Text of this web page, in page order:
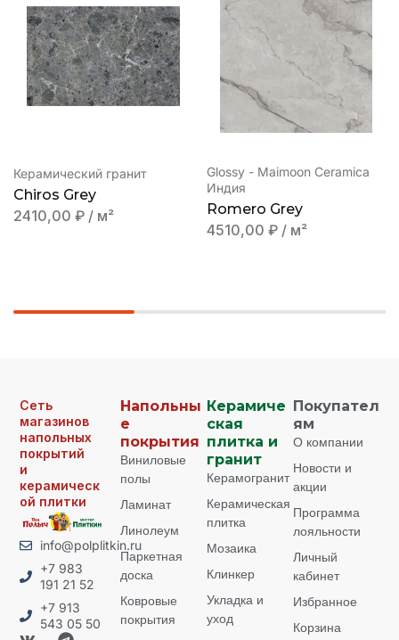
Керамический гранит
Chiros Grey
2410,00 ₽ / м²
Glossy - Maimoon Ceramica
Индия
Romero Grey
4510,00 ₽ / м²
Сеть
магазинов
напольных
покрытий
и
керамическ
ой плитки
info@polplitkin.ru
+7 983
191 21 52
+7 913
543 05 50
Напольны
е
покрытия
Виниловые
полы
Ламинат
Линолеум
Паркетная
доска
Ковровые
покрытия
Керамиче
ская
плитка и
гранит
Керамогранит
Керамическая
плитка
Мозаика
Клинкер
Укладка и
уход
Покупател
ям
О компании
Новости и
акции
Программа
лояльности
Личный
кабинет
Избранное
Корзина